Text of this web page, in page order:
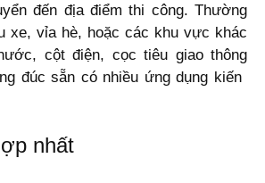
đến địa điểm thi công. Thường
xe, vỉa hè, hoặc các khu vực khác
cột điện, cọc tiêu giao thông
đúc sẵn có nhiều ứng dụng kiến
nhất